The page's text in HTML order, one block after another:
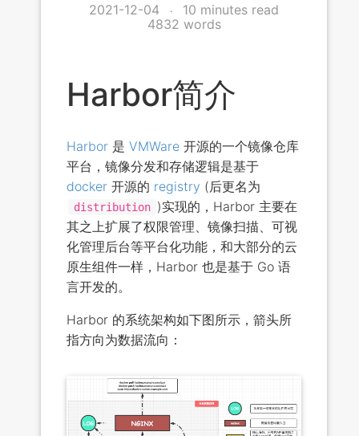
2021-12-04
10 minutes read
4832 words
Harbor简介
Harbor 是VMWare 开源的一个镜像仓库
平台，镜像分发和存储逻辑是基于
docker 开源的 registry (后更名为
distribution )实现的，Harbor 主要在
其之上扩展了权限管理、镜像扫描、可视
化管理后台等平台化功能，和大部分的云
原生组件一样，Harbor 也是基于 Go 语
言开发的。
Harbor 的系统架构如下图所示，箭头所
指方向为数据流向：